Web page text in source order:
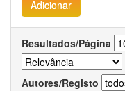
Resultados/Página
Autores/Registo